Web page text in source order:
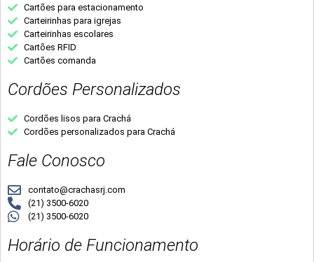
Cartões para estacionamento
Carteirinhas para igrejas
Carteirinhas escolares
Cartões RFID
Cartões comanda
Cordões Personalizados
Cordões lisos para Crachá
Cordões personalizados para Crachá
Fale Conosco
contato@crachasrj.com
(21) 3500-6020
(21) 3500-6020
Horário de Funcionamento